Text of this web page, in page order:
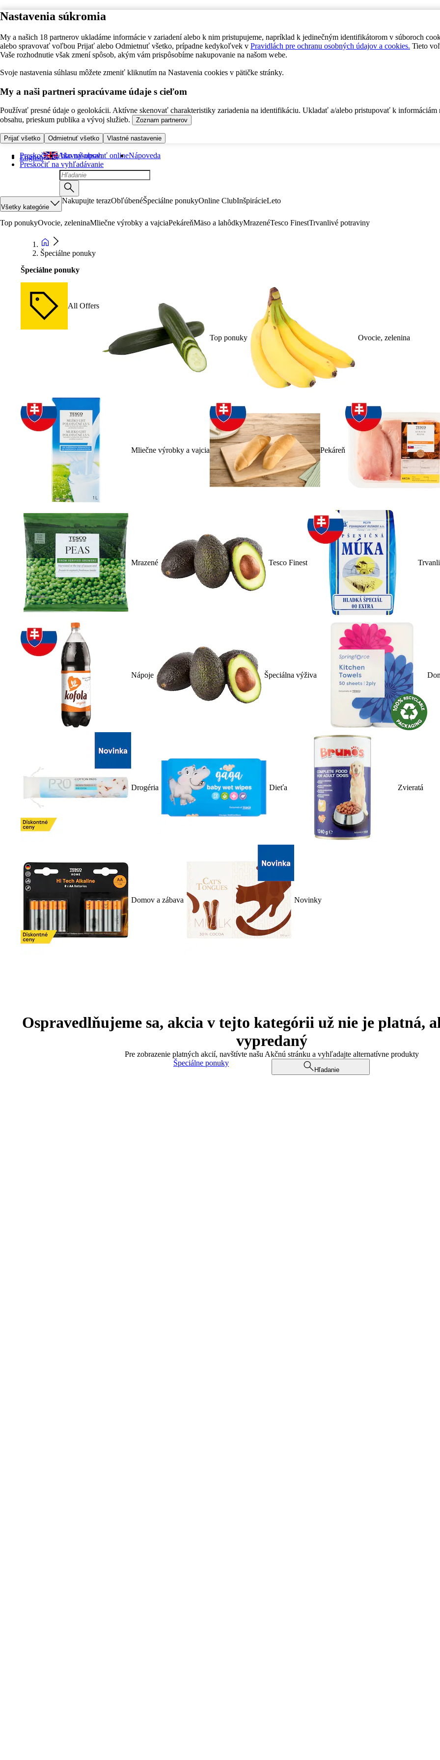
Nastavenia súkromia
My a našich 18 partnerov ukladáme informácie v zariadení alebo k nim pristupujeme, napríklad k jedinečným identifikátorom v súboroch
alebo spravovať voľbou Prijať alebo Odmietnuť všetko, prípadne kedykoľvek v Pravidlách pre ochranu osobných údajov a cookies. Tieto
Vaše rozhodnutie však zmení spôsob, akým vám prispôsobíme nakupovanie na našom webe.
Svoje nastavenia súhlasu môžete zmeniť kliknutím na Nastavenia cookies v pätičke stránky.
My a naši partneri spracúvame údaje s cieľom
Používať presné údaje o geolokácii. Aktívne skenovať charakteristiky zariadenia na identifikáciu. Ukladať a/alebo pristupovať k informáciám
obsahu, prieskum publika a vývoj služieb.
Zoznam partnerov
Prijať všetko Odmietnuť všetko Vlastné nastavenie
Preskočiť na hlavný obsah
Preskočiť na vyhľadávanie
English Ako nakupovať onlineNápoveda
Všetky kategórie
Nakupujte terazObľúbenéŠpeciálne ponukyOnline ClubInšpirácieLeto
Top ponukyOvocie, zeleninaMliečne výrobky a vajciaPekáreňMäso a lahôdkyMrazenéTesco FinestTrvanlivé potraviny
Špeciálne ponuky
Špeciálne ponuky
All Offers
Top ponuky Ovocie, zelenina
Mliečne výrobky a vajcia Pekáreň
Mrazené Tesco Finest
Nápoje Špeciálna výživa
Drogéria Dieťa Zvieratá
Domov a zábava Novinky
Ospravedlňujeme sa, akcia v tejto kategórii už nie je platná,
vypredaný
Pre zobrazenie platných akcií, navštívte našu Akčnú stránku a vyhľadajte alternatívne produkty
Špeciálne ponuky
Hľadanie